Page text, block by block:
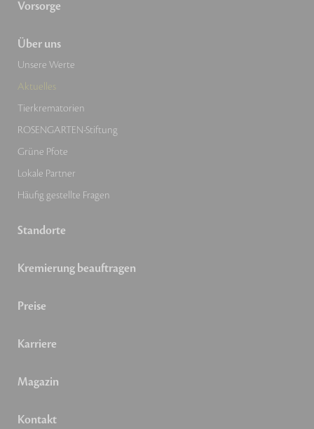
Vorsorge
Über uns
Unsere Werte
Aktuelles
Tierkrematorien
ROSENGARTEN-Stiftung
Grüne Pfote
Lokale Partner
Häufig gestellte Fragen
Standorte
Kremierung beauftragen
Preise
Karriere
Magazin
Kontakt